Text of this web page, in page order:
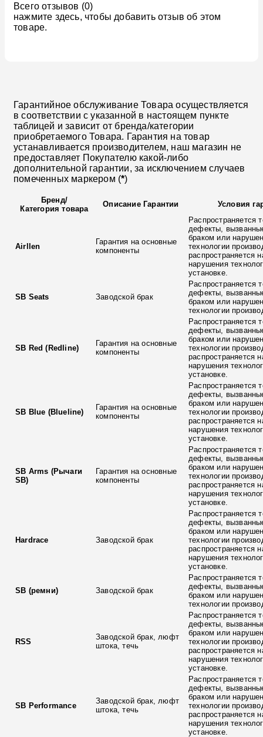
Всего отзывов (0)
нажмите здесь, чтобы добавить отзыв об этом
товаре.
Гарантийное обслуживание Товара осуществляется
в соответствии с указанной в настоящем пункте
таблицей и зависит от бренда/категории
приобретаемого Товара. Гарантия на товар
устанавливается производителем, наш магазин не
предоставляет Покупателю какой-либо
дополнительной гарантии, за исключением случаев
помеченных маркером (*)
Бренд/
Категория товара
Описание Гарантии Условия
Airllen
Гарантия на основные
компоненты
Распространяется
дефекты,
браком или
технологии
распространяется
нарушения
установке.
SB Seats Заводской брак
Распространяется
дефекты,
браком или
технологии
SB Red (Redline)
Гарантия на основные
компоненты
Распространяется
дефекты,
браком или
технологии
распространяется
нарушения
установке.
SB Blue (Blueline)
Гарантия на основные
компоненты
Распространяется
дефекты,
браком или
технологии
распространяется
нарушения
установке.
SB Arms (Рычаги
SB)
Гарантия на основные
компоненты
Распространяется
дефекты,
браком или
технологии
распространяется
нарушения
установке.
Hardrace Заводской брак
Распространяется
дефекты,
браком или
технологии
распространяется
нарушения
установке.
SB (ремни) Заводской брак
Распространяется
дефекты,
браком или
технологии
RSS
Заводской брак, люфт
штока, течь
Распространяется
дефекты,
браком или
технологии
распространяется
нарушения
установке.
SB Performance
Заводской брак, люфт
штока, течь
Распространяется
дефекты,
браком или
технологии
распространяется
нарушения
установке.